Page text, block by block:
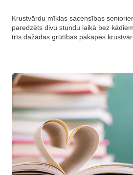
Krustvārdu mīklas sacensības
paredzēts divu stundu laikā bez
trīs dažādas grūtības pakāpes